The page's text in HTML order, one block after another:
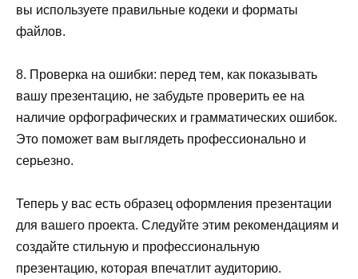
вы используете правильные кодеки и форматы
файлов.
8. Проверка на ошибки: перед тем, как показывать
вашу презентацию, не забудьте проверить ее на
наличие орфографических и грамматических ошибок.
Это поможет вам выглядеть профессионально и
серьезно.
Теперь у вас есть образец оформления презентации
для вашего проекта. Следуйте этим рекомендациям и
создайте стильную и профессиональную
презентацию, которая впечатлит аудиторию.